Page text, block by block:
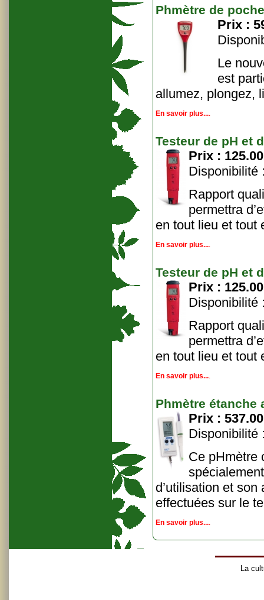
Phmètre de
Prix :
Le
est
allumez, plongez,
En savoir plus....
Testeur de pH et
Prix :
Disponibilité
Rapport
permettra
en tout lieu et tout
En savoir plus....
Testeur de pH et
Prix :
Disponibilité
Rapport
permettra
en tout lieu et tout
En savoir plus....
Phmètre étanche
Prix :
Disponibilité
Ce pHmètre
d’utilisation et
effectuées sur le
En savoir plus....
La